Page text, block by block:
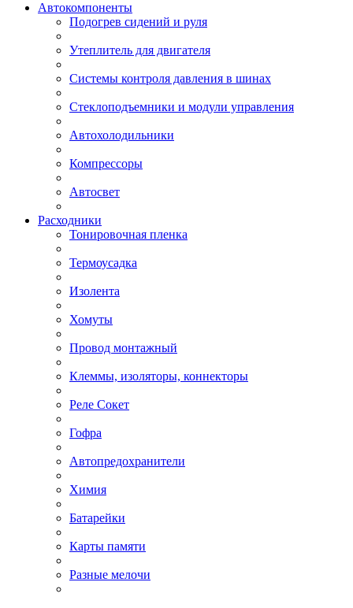
Автокомпоненты
Подогрев сидений и руля
Утеплитель для двигателя
Системы контроля давления в шинах
Стеклоподъемники и модули управления
Автохолодильники
Компрессоры
Автосвет
Расходники
Тонировочная пленка
Термоусадка
Изолента
Хомуты
Провод монтажный
Клеммы, изоляторы, коннекторы
Реле Сокет
Гофра
Автопредохранители
Химия
Батарейки
Карты памяти
Разные мелочи